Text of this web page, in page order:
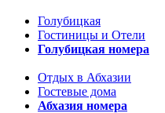
Голубицкая
Гостиницы и Отели
Голубицкая номера
Отдых в Абхазии
Гостевые дома
Абхазия номера